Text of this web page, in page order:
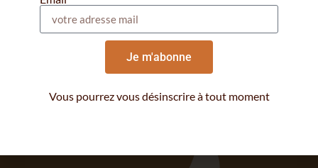
Je m'abonne
Vous pourrez vous désinscrire à tout moment